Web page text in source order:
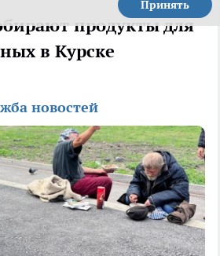
Принять
продукты для
в Курске
новостей